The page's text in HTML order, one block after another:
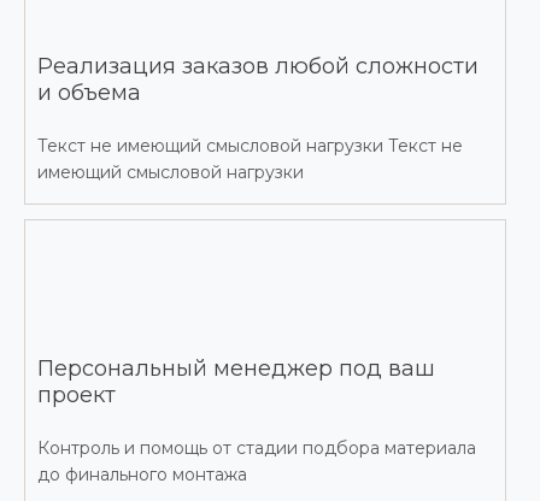
Реализация заказов любой сложности
и объема
Текст не имеющий смысловой нагрузки Текст не
имеющий смысловой нагрузки
Персональный менеджер под ваш
проект
Контроль и помощь от стадии подбора материала
до финального монтажа